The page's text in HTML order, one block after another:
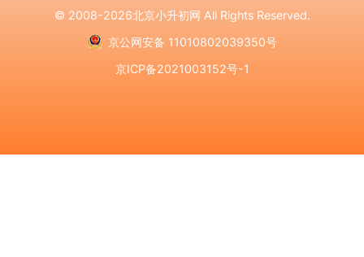
© 2008-2026北京小升初网 All Rights Reserved.
京公网安备 11010802039350号
京ICP备2021003152号-1